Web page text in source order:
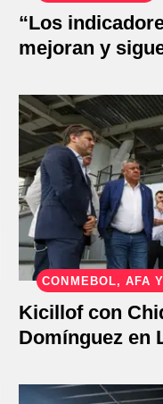
“Los
mejoran y
CONMEBOL, AFA
Kicillof con
Domínguez en